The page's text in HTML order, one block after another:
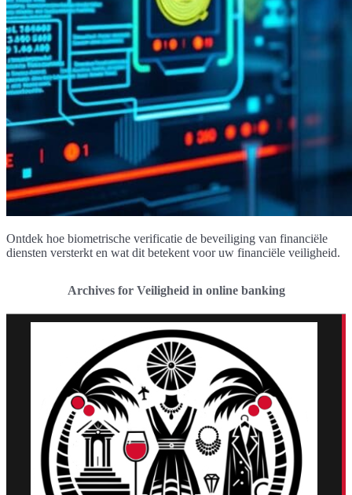
Ontdek hoe biometrische verificatie de beveiliging van financiële
diensten versterkt en wat dit betekent voor uw financiële veiligheid.
Archives for Veiligheid in online banking